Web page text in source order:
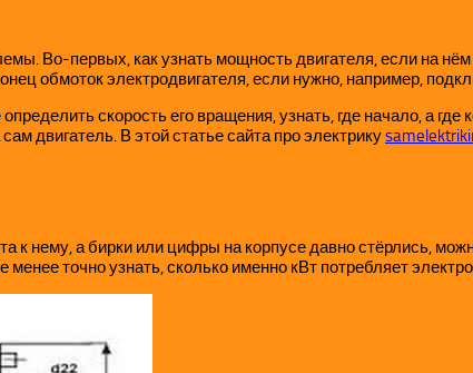
Во-первых, как узнать мощность двигателя, если на
обмоток электродвигателя, если нужно, например,
скорость его вращения, узнать, где начало, а
двигатель. В этой статье сайта про электрику
к нему, а бирки или цифры на корпусе давно стёрлись,
точно узнать, сколько именно кВт потребляет